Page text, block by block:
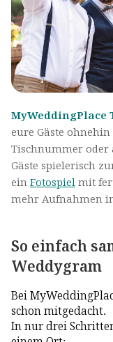
MyWeddingPlace
eure Gäste
Tischnummer oder
Gäste spielerisch
ein Fotospiel mit
mehr Aufnahmen
So einfach
Weddygram
Bei
schon mitgedacht.
In nur drei